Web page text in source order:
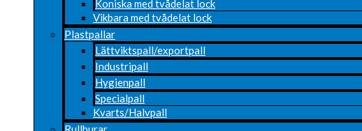
Koniska med tvådelat lock
Vikbara med tvådelat lock
Plastpallar
Lättviktspall/exportpall
Industripall
Hygienpall
Specialpall
Kvarts/Halvpall